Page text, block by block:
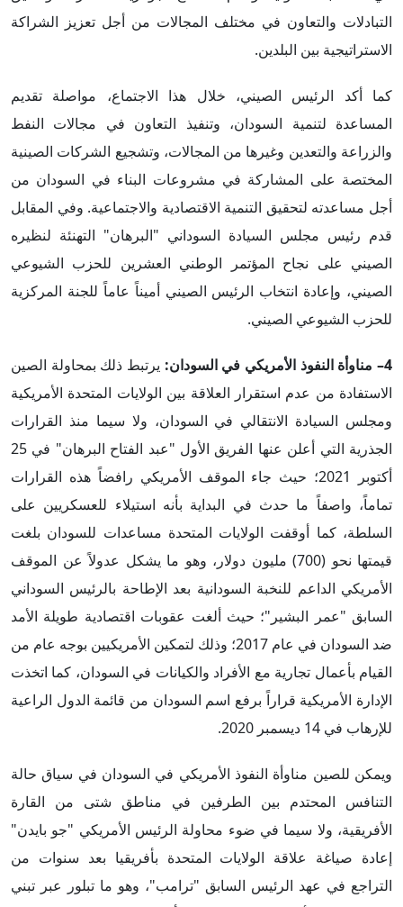
التبادلات والتعاون في مختلف المجالات من أجل تعزيز الشراكة
الاستراتيجية بين البلدين.
كما أكد الرئيس الصيني، خلال هذا الاجتماع، مواصلة تقديم
المساعدة لتنمية السودان، وتنفيذ التعاون في مجالات النفط
والزراعة والتعدين وغيرها من المجالات، وتشجيع الشركات الصينية
المختصة على المشاركة في مشروعات البناء في السودان من
أجل مساعدته لتحقيق التنمية الاقتصادية والاجتماعية. وفي المقابل
قدم رئيس مجلس السيادة السوداني "البرهان" التهنئة لنظيره
الصيني على نجاح المؤتمر الوطني العشرين للحزب الشيوعي
الصيني، وإعادة انتخاب الرئيس الصيني أميناً عاماً للجنة المركزية
للحزب الشيوعي الصيني.
4– مناوأة النفوذ الأمريكي في السودان:
يرتبط ذلك بمحاولة الصين
الاستفادة من عدم استقرار العلاقة بين الولايات المتحدة الأمريكية
ومجلس السيادة الانتقالي في السودان، ولا سيما منذ القرارات
الجذرية التي أعلن عنها الفريق الأول "عبد الفتاح البرهان" في 25
أكتوبر 2021؛ حيث جاء الموقف الأمريكي رافضاً هذه القرارات
تماماً، واصفاً ما حدث في البداية بأنه استيلاء للعسكريين على
السلطة، كما أوقفت الولايات المتحدة مساعدات للسودان بلغت
قيمتها نحو (700) مليون دولار، وهو ما يشكل عدولاً عن الموقف
الأمريكي الداعم للنخبة السودانية بعد الإطاحة بالرئيس السوداني
السابق "عمر البشير"؛ حيث ألغت عقوبات اقتصادية طويلة الأمد
ضد السودان في عام 2017؛ وذلك لتمكين الأمريكيين بوجه عام من
القيام بأعمال تجارية مع الأفراد والكيانات في السودان، كما اتخذت
الإدارة الأمريكية قراراً برفع اسم السودان من قائمة الدول الراعية
للإرهاب في 14 ديسمبر 2020.
ويمكن للصين مناوأة النفوذ الأمريكي في السودان في سياق حالة
التنافس المحتدم بين الطرفين في مناطق شتى من القارة
الأفريقية، ولا سيما في ضوء محاولة الرئيس الأمريكي "جو بايدن"
إعادة صياغة علاقة الولايات المتحدة بأفريقيا بعد سنوات من
التراجع في عهد الرئيس السابق "ترامب"، وهو ما تبلور عبر تبني